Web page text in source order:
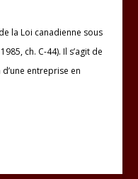
la Loi canadienne sous
ch. C-44). Il s’agit de
entreprise en